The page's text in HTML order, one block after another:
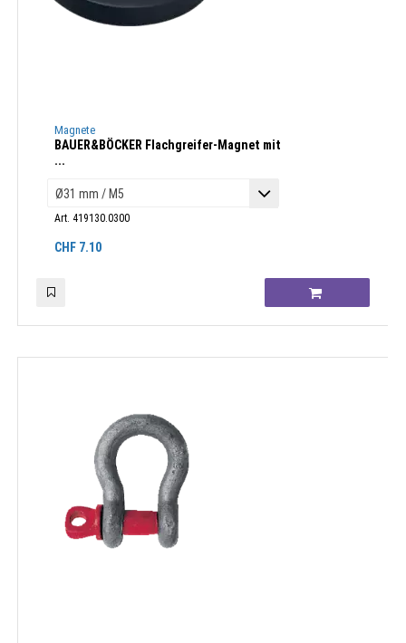
Magnete
BAUER&BÖCKER Flachgreifer-Magnet mit
...
Art. 419130.0300
CHF 7.10